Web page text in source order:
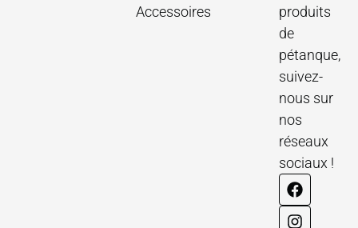
Accessoires
produits
de
pétanque,
suivez-
nous sur
nos
réseaux
sociaux !